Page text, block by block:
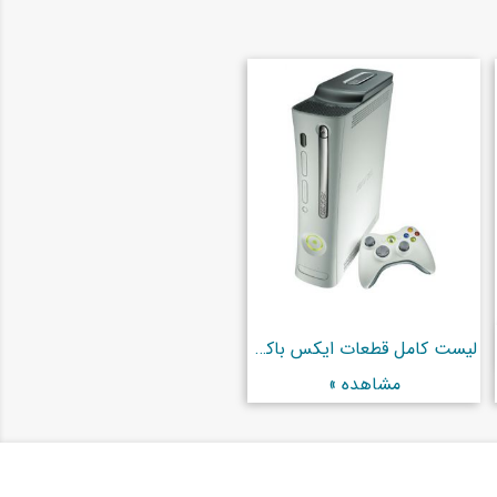
لیست کامل قطعات ایکس باکس 360
مشاهده »